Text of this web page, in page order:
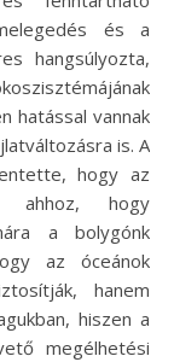
és a
hangsúlyozta,
hatással vannak
is. A
hogy az
ahhoz, hogy
a bolygónk
az óceánok
hanem
hiszen a
megélhetési